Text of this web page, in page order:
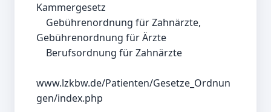
Kammergesetz
Gebührenordnung für Ärzte
www.lzkbw.de/Patienten/Gesetze_Ordnun
gen/index.php